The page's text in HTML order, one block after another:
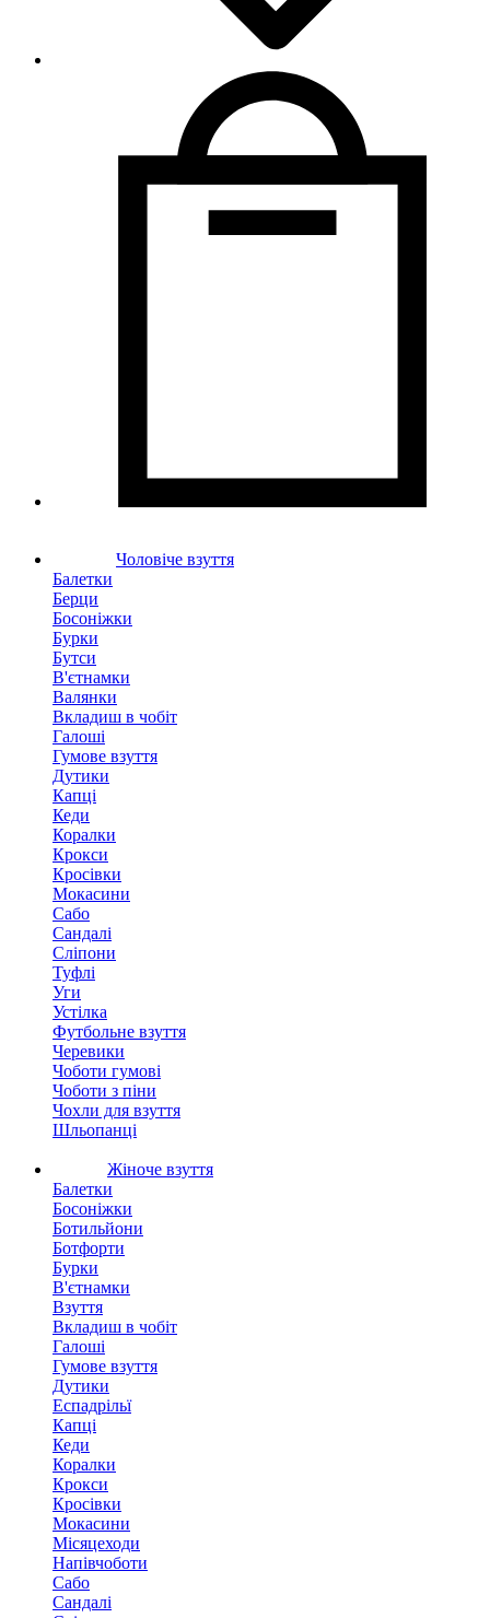
Чоловіче взуття
Балетки
Берци
Босоніжки
Бурки
Бутси
В'єтнамки
Валянки
Вкладиш в чобіт
Галоші
Гумове взуття
Дутики
Капці
Кеди
Коралки
Крокси
Кросівки
Мокасини
Сабо
Сандалі
Сліпони
Туфлі
Уги
Устілка
Футбольне взуття
Черевики
Чоботи гумові
Чоботи з піни
Чохли для взуття
Шльопанці
Жіноче взуття
Балетки
Босоніжки
Ботильйони
Ботфорти
Бурки
В'єтнамки
Взуття
Вкладиш в чобіт
Галоші
Гумове взуття
Дутики
Еспадрільї
Капці
Кеди
Коралки
Крокси
Кросівки
Мокасини
Місяцеходи
Напівчоботи
Сабо
Сандалі